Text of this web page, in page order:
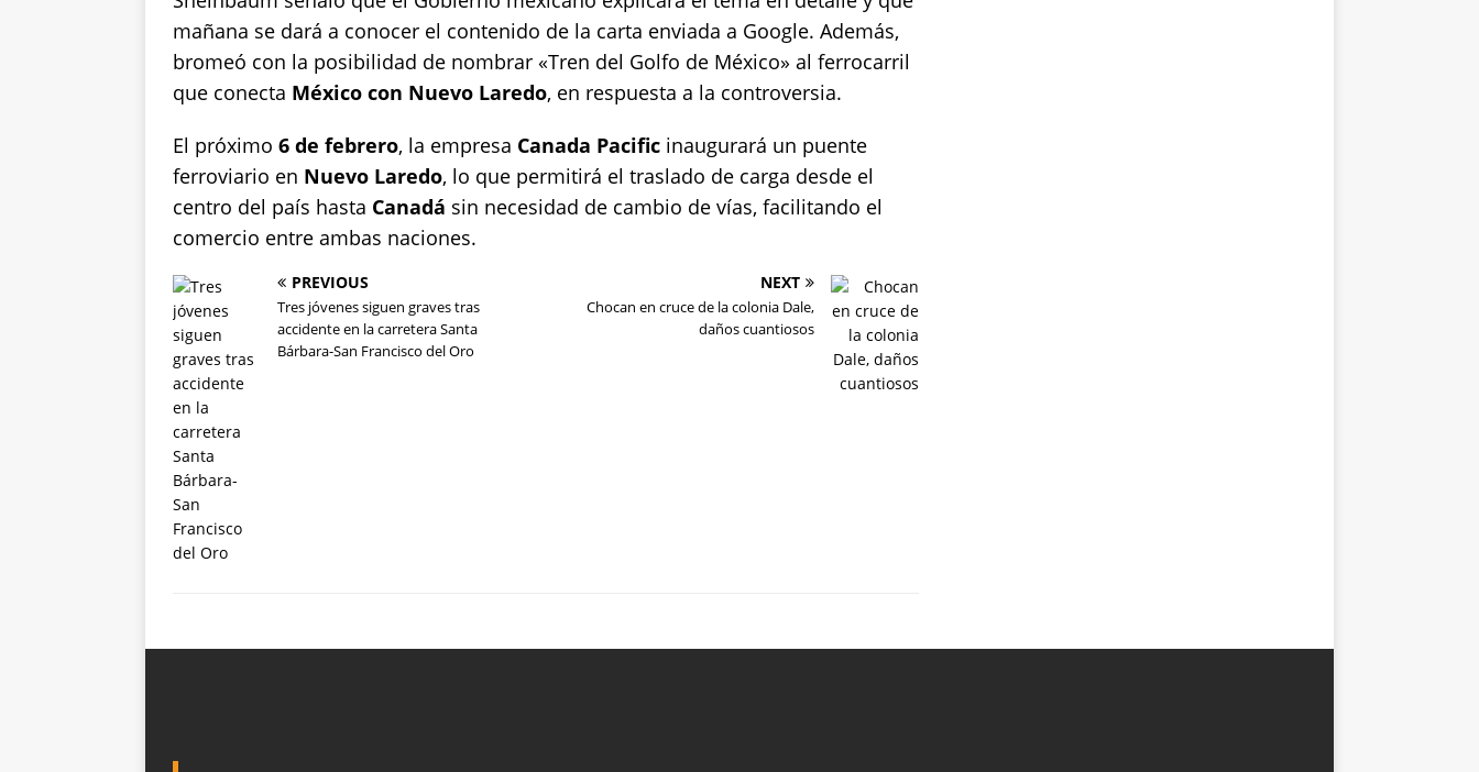
mañana se dará a conocer el contenido de la carta enviada a Google. Además,
bromeó con la posibilidad de nombrar «Tren del Golfo de México» al ferrocarril
que conecta México con Nuevo Laredo, en respuesta a la controversia.
El próximo 6 de febrero, la empresa Canada Pacific inaugurará un puente
ferroviario en Nuevo Laredo, lo que permitirá el traslado de carga desde el
centro del país hasta Canadá sin necesidad de cambio de vías, facilitando el
comercio entre ambas naciones.
PREVIOUS
Tres jóvenes siguen graves tras
accidente en la carretera Santa
Bárbara-San Francisco del Oro
NEXT
Chocan en cruce de la colonia Dale,
daños cuantiosos